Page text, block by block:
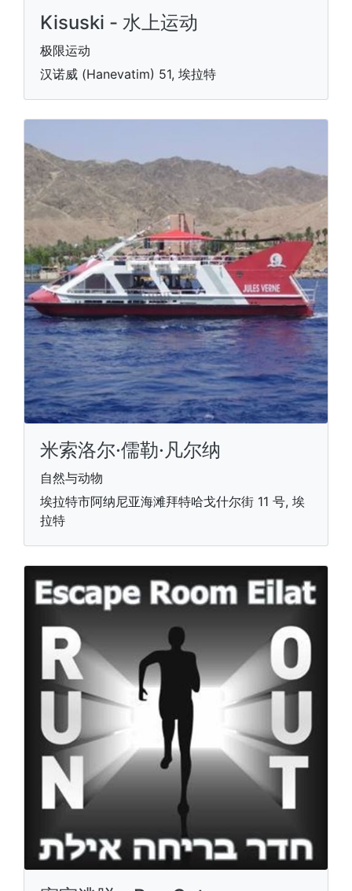
Kisuski - 水上运动
极限运动
汉诺威 (Hanevatim) 51, 埃拉特
米索洛尔·儒勒·凡尔纳
自然与动物
埃拉特市阿纳尼亚海滩拜特哈戈什尔街 11 号, 埃
拉特